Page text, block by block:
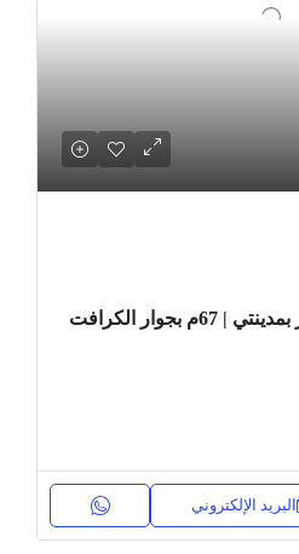
استوديو مفروش للإيجار بمدينتي | 67م بجوار الكرافت
البريد الإلكتروني